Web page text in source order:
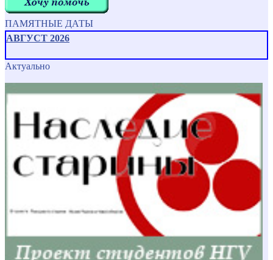
ПАМЯТНЫЕ ДАТЫ
АВГУСТ 2026
Актуально